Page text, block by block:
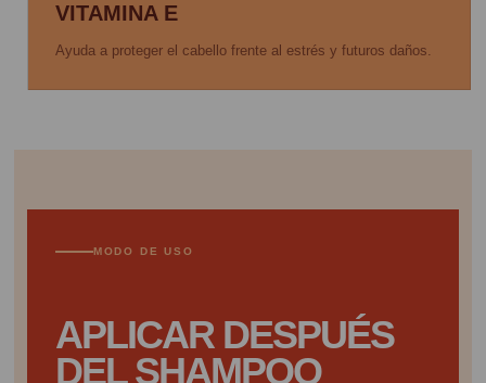
VITAMINA E
Ayuda a proteger el cabello frente al estrés y futuros daños.
MODO DE USO
APLICAR DESPUÉS
DEL SHAMPOO